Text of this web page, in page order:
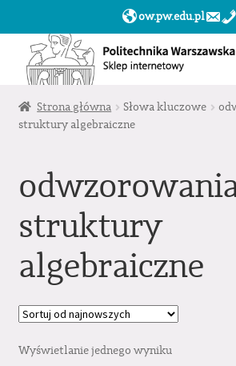
ow.pw.edu.pl
Przejdź
do
nawigacji
Przejdź
do
treści
Start
Moje konto
Obserwowane
Sklep dla jednostek PW »
Strona główna Słowa kluczowe
struktury algebraiczne
struktury
algebraiczne
Wyświetlanie jednego wyniku